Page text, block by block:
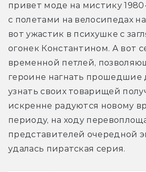
привет моде на мистику
с полетами на велосипедах
вот ужастик в психушке с
огонек Константином. А вот
временной петлей,
героине нагнать прошедшие
узнать своих товарищей
искренне радуются новому
периоду, на ходу
представителей очередной
удалась пиратская серия.